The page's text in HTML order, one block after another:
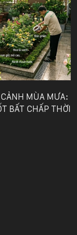
MÙA MƯA:
BẤT CHẤP THỜI